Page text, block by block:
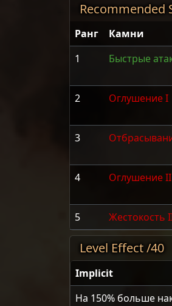
Recommended
Ранг
Камни
1
Быстрые
2 Оглушение I
3
4 Оглушение II
5
Жестокость
Level Effect /40
Implicit
На 150% больше